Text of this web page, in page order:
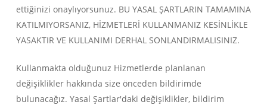
ettiğinizi onaylıyorsunuz. BU YASAL ŞARTLARIN TAMAMINA
KATILMIYORSANIZ, HİZMETLERİ KULLANMANIZ KESİNLİKLE
YASAKTIR VE KULLANIMI DERHAL SONLANDIRMALISINIZ.
Kullanmakta olduğunuz Hizmetlerde planlanan
değişiklikler hakkında size önceden bildirimde
bulunacağız. Yasal Şartlar'daki değişiklikler, bildirim